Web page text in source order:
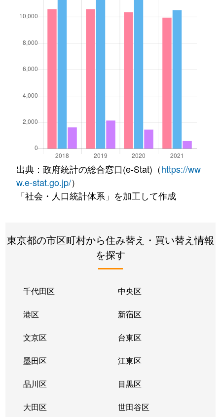
出典：政府統計の総合窓口(e-Stat)（https://ww
w.e-stat.go.jp/）
「社会・人口統計体系」を加工して作成
東京都の市区町村から住み替え・買い替え情報
を探す
千代田区 中央区
港区 新宿区
文京区 台東区
墨田区 江東区
品川区 目黒区
大田区 世田谷区